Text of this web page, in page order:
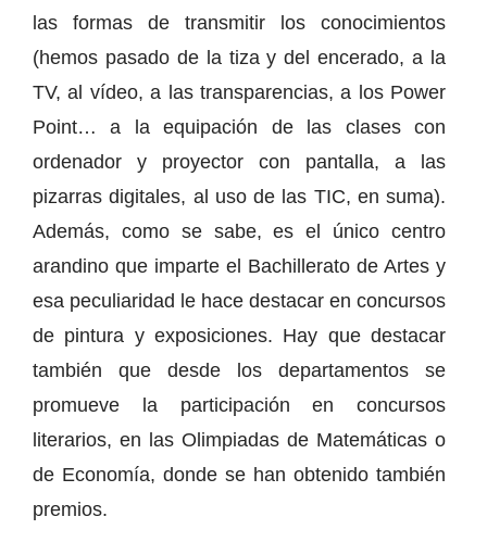
las formas de transmitir los conocimientos
(hemos pasado de la tiza y del encerado, a la
TV, al vídeo, a las transparencias, a los Power
Point… a la equipación de las clases con
ordenador y proyector con pantalla, a las
pizarras digitales, al uso de las TIC, en suma).
Además, como se sabe, es el único centro
arandino que imparte el Bachillerato de Artes y
esa peculiaridad le hace destacar en concursos
de pintura y exposiciones. Hay que destacar
también que desde los departamentos se
promueve la participación en concursos
literarios, en las Olimpiadas de Matemáticas o
de Economía, donde se han obtenido también
premios.